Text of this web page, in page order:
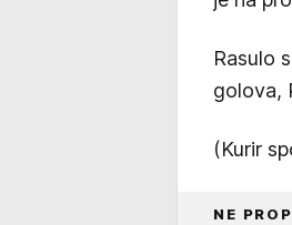
Rasulo
golova,
(Kurir
NE